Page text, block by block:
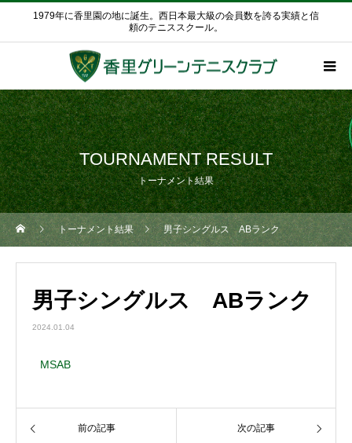
1979年に香里園の地に誕生。西日本最大級の会員数を誇る実績と信
頼のテニススクール。
TOURNAMENT RESULT
トーナメント結果
トーナメント結果 男子シングルス ABランク
男子シングルス ABランク
2024.01.04
MSAB
前の記事 次の記事